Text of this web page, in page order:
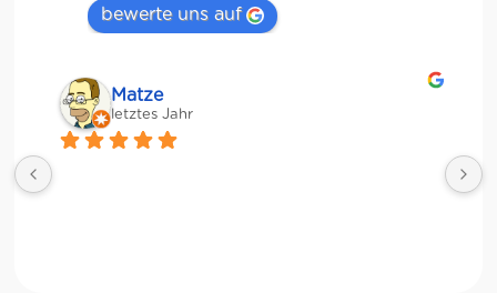
bewerte uns auf
Matze
letztes Jahr